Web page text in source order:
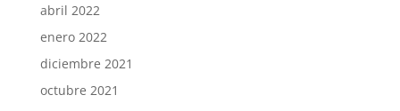
abril 2022
enero 2022
diciembre 2021
octubre 2021